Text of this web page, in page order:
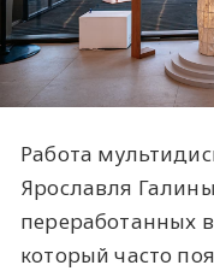
Работа
Ярославля
переработанных
который часто